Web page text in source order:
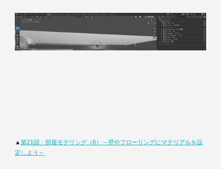
▲第21回：部屋モデリング（6）～壁やフローリングにマテリアルを設
定しよう～